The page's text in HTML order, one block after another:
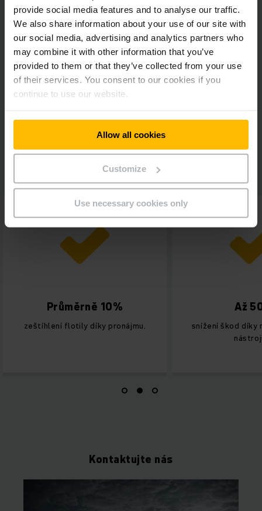
provide social media features and to analyse our traffic.
We also share information about your use of our site with
our social media, advertising and analytics partners who
may combine it with other information that you’ve
provided to them or that they’ve collected from your use
of their services. You consent to our cookies if you
continue to use our website.
Allow all cookies
Customize
Use necessary cookies only
budou méně vytížení a budete je moci využít k jiné práci.
Kromě toho Vám ukážeme, jak velký díl financí ukrajuje
údržba, opravy a fyzické poškození materiálu.
Více dat - více možností
Osvědčeným doplňujícím nástrojem řízení pro flotilu vozíků
se stala naše telemetrická řešení. Jedná se o webové
dat z různých typů vozíků - i mezi pobočkami a na
mezinárodní úrovni. Na našem dashboardu spojujeme tyto
úplnýpřehledo své flotile vozíků a zažijete naživo úspěch
Průměrně 10%
zeštíhlení flotily díky pronájmu.
Až
snížení škod díky
Kontaktujte nás